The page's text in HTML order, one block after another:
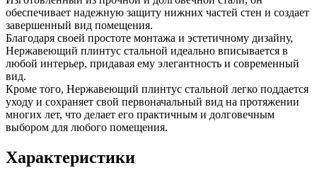
обеспечивает надежную защиту нижних частей стен и создает
завершенный вид помещения.
Благодаря своей простоте монтажа и эстетичному дизайну,
Нержавеющий плинтус стальной идеально вписывается в
любой интерьер, придавая ему элегантность и современный
вид.
Кроме того, Нержавеющий плинтус стальной легко поддается
уходу и сохраняет свой первоначальный вид на протяжении
многих лет, что делает его практичным и долговечным
выбором для любого помещения.
Характеристики